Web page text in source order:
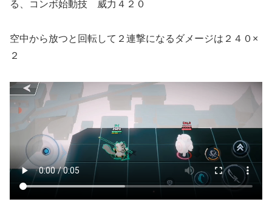
る、コンボ始動技 威力４２０
空中から放つと回転して２連撃になるダメージは２４０×
２